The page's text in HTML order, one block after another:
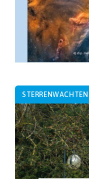
STERRENWACHTEN